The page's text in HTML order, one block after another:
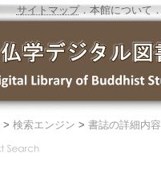
サイトマップ．本館について ．
> 検索エンジン > 書誌の詳細内容